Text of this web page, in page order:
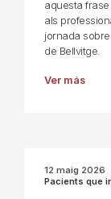
aquesta
als
jornada
de Bellvitge.
Ver más
12 maig 2026
Pacients que